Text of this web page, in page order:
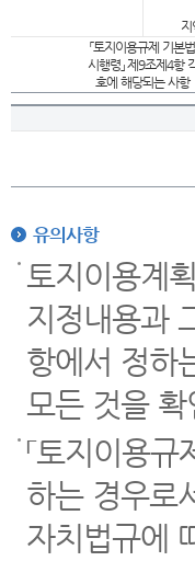
지
「토지이용규제 기본법
시행령」 제9조제4항
호에 해당되는 사항
유의사항
토지이용계
지정내용과
항에서 정하
모든 것을
「토지이용
하는 경우로
자치법규에